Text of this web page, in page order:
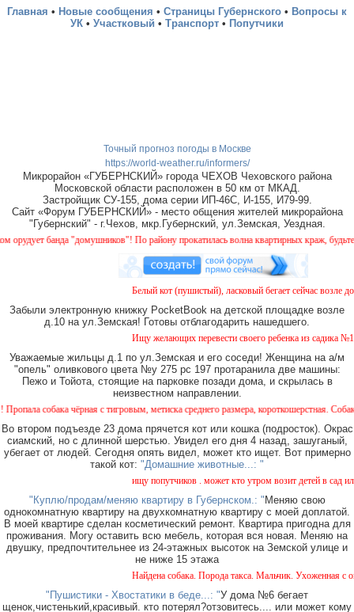
Главная • Новые сообщения • Страницы Губернского • Вопросы к
УК • Участковый • Транспорт • Попутчики
Точный прогноз погоды в Москве
https://world-weather.ru/informers/
Микрорайон «ГУБЕРНСКИЙ» города ЧЕХОВ Чеховского района
Московской области расположен в 50 км от МКАД.
Застройщик СУ-155, дома серии ИП-46С, И-155, И79-99.
Сайт «Форум ГУБЕРНСКИЙ» - место общения жителей микрорайона
"Губернский" - г.Чехов, мкр.Губернский, ул.Земская, Уездная.
банда "домушников"! По району прокатилась волна квартирных краж, будьте
Белый кот (пушистый), ласковый бегает сейчас возле
Забыли электронную книжку PocketBook на детской площадке возле
д.10 на ул.Земская! Готовы отблагодарить нашедшего.
Ищу желающих перевести своего ребенка из садика
Уважаемые жильцы д.1 по ул.Земская и его соседи! Женщина на а/м
"опель" оливкового цвета №у 275 рс 197 протаранила две машины:
Пежо и Тойота, стоящие на парковке позади дома, и скрылась в
неизвестном направлении.
собака чёрная с тигровым, метиска среднего размера, короткошерстная. Собака
Во втором подъезде 23 дома прячется кот или кошка (подросток). Окрас
сиамский, но с длинной шерстью. Увидел его дня 4 назад, зашуганый,
убегает от людей. Сегодня опять видел, может кто ищет. Вот примерно
такой кот: "Домашние животные...: "
ищу попутчиков . может кто утром возит детей в сад
"Куплю/продам/меняю квартиру в Губернском.: " Меняю свою
однокомнатную квартиру на двухкомнатную квартиру с моей доплатой.
В моей квартире сделан косметический ремонт. Квартира пригодна для
проживания. Могу оставить всю мебель, которая вся новая. Меняю на
двушку, предпочтительнее из 24-этажных высоток на Земской улице и
не ниже 15 этажа
Найдена собака. Порода такса. Мальчик. Ухоженная с
"Пушистики - Хвостатики в беде...: "У дома №6 бегает
щенок,чистенький,красивый. кто потерял?отзовитесь.... или может кому